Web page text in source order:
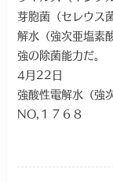
芽胞菌（セレウス
解水（強次亜塩素
強の除菌能力だ。
4月22日
強酸性電解水（強
NO,１７６８